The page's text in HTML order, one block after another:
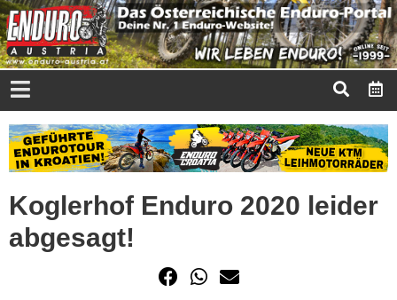
Koglerhof Enduro 2020 leider
abgesagt!